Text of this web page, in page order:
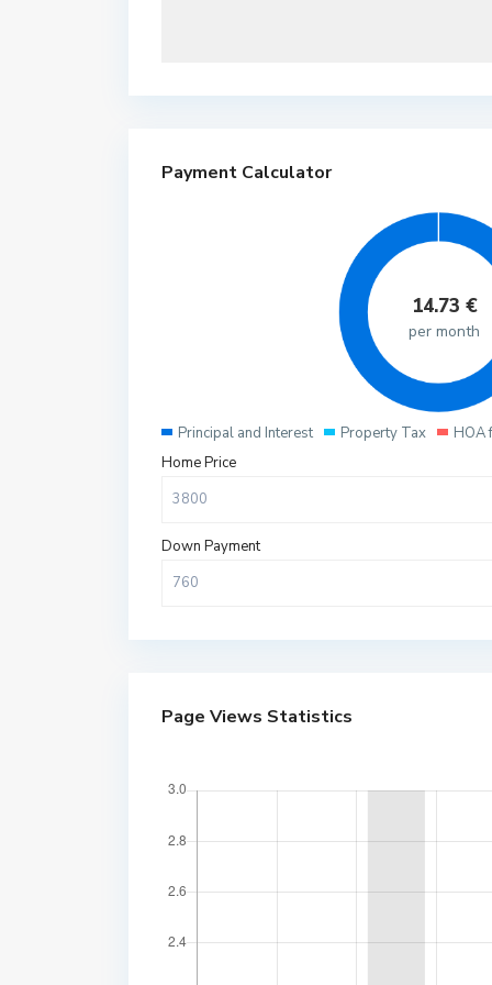
Payment Calculator
14.73 €
per month
Principal and Interest Property Tax
HOA
Home Price
Down Payment
Page Views Statistics